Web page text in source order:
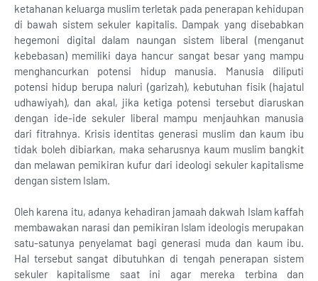
ketahanan keluarga muslim terletak pada penerapan kehidupan
di bawah sistem sekuler kapitalis. Dampak yang disebabkan
hegemoni digital dalam naungan sistem liberal (menganut
kebebasan) memiliki daya hancur sangat besar yang mampu
menghancurkan potensi hidup manusia. Manusia diliputi
potensi hidup berupa naluri (garizah), kebutuhan fisik (hajatul
udhawiyah), dan akal, jika ketiga potensi tersebut diaruskan
dengan ide-ide sekuler liberal mampu menjauhkan manusia
dari fitrahnya. Krisis identitas generasi muslim dan kaum ibu
tidak boleh dibiarkan, maka seharusnya kaum muslim bangkit
dan melawan pemikiran kufur dari ideologi sekuler kapitalisme
dengan sistem Islam.
Oleh karena itu, adanya kehadiran jamaah dakwah Islam kaffah
membawakan narasi dan pemikiran Islam ideologis merupakan
satu-satunya penyelamat bagi generasi muda dan kaum ibu.
Hal tersebut sangat dibutuhkan di tengah penerapan sistem
sekuler kapitalisme saat ini agar mereka terbina dan